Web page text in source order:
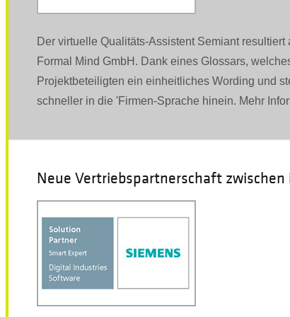
Der virtuelle Qualitäts-Assistent Semiant
Formal Mind GmbH. Dank eines Glossars,
Projektbeteiligten ein einheitliches Wording und
schneller in die 'Firmen-Sprache hinein. Mehr
Neue Vertriebspartnerschaft zwischen